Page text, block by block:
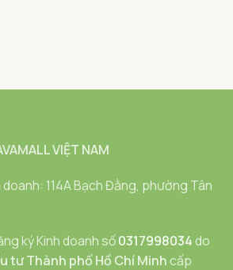
VIỆT NAM
114A Bạch Đằng, phường Tân
ký Kinh doanh số0317998034 do
tư Thành phố Hồ Chí Minh cấp